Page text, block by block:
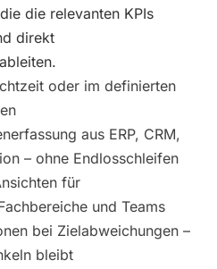
die relevanten KPIs
direkt
oder im definierten
aus ERP, CRM,
– ohne Endlosschleifen
für
und Teams
bei Zielabweichungen –
bleibt